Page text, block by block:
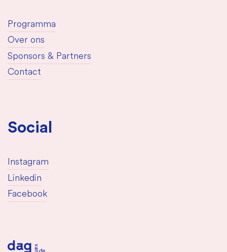
Programma
Over ons
Sponsors & Partners
Contact
Social
Instagram
Linkedin
Facebook